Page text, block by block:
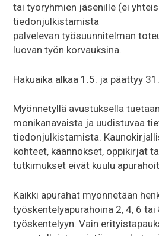
tai työryhmien jäsenille (ei
tiedonjulkistamista
palvelevan työsuunnitelman
luovan työn korvauksina.
Hakuaika alkaa 1.5. ja päättyy
Myönnetyllä avustuksella
monikanavaista ja uudistuvaa
tiedonjulkistamista.
kohteet, käännökset, oppikirjat
tutkimukset eivät kuulu
Kaikki apurahat myönnetään
työskentelyapurahoina 2, 4, 6 tai
työskentelyyn. Vain